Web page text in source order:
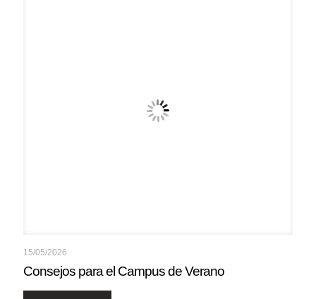
15/05/2026
Consejos para el Campus de Verano